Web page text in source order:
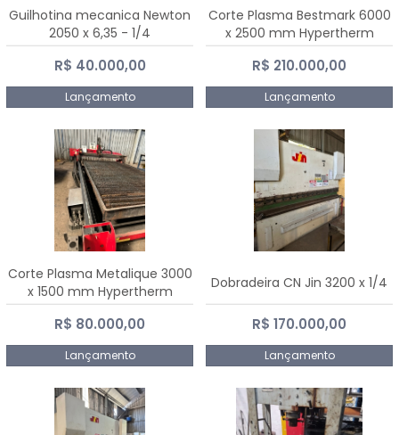
Guilhotina mecanica Newton
2050 x 6,35 - 1/4
R$ 40.000,00
Lançamento
Corte Plasma Bestmark 6000
x 2500 mm Hypertherm
MaxPro 200
R$ 210.000,00
Lançamento
Corte Plasma Metalique 3000
x 1500 mm Hypertherm
Powermax 45 xp
R$ 80.000,00
Lançamento
Dobradeira CN Jin 3200 x 1/4
R$ 170.000,00
Lançamento